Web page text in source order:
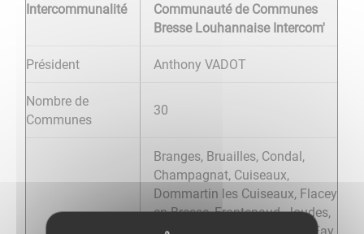
Intercommunalité
Communauté de Communes
Bresse Louhannaise Intercom'
Président Anthony VADOT
Nombre de
Communes
30
Branges, Bruailles, Condal,
Champagnat, Cuiseaux,
Dommartin les Cuiseaux, Flacey
en Bresse, Frontenaud, Joudes,